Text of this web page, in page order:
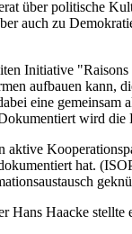
über politische
auch zu
Initiative
aufbauen kann,
eine gemeinsam
wird
aktive
hat.
Hans Haacke stellte